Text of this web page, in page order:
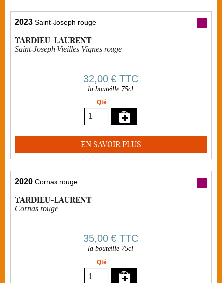
2023 Saint-Joseph rouge
TARDIEU-LAURENT
Saint-Joseph Vieilles Vignes rouge
32,00 €TTC
la bouteille 75cl
Qté
EN SAVOIR PLUS
2020 Cornas rouge
TARDIEU-LAURENT
Cornas rouge
35,00 €TTC
la bouteille 75cl
Qté